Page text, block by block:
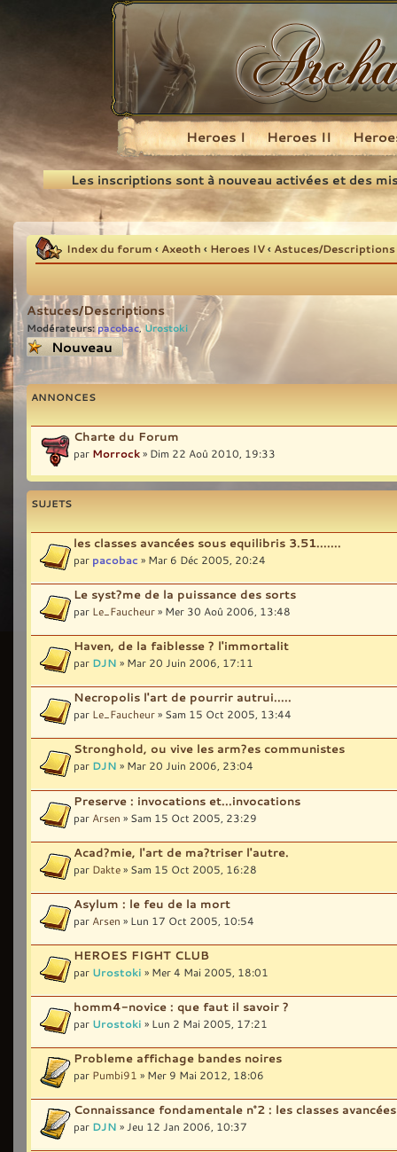
Recherche
Heroes I Heroes II
Les inscriptions sont à nouveau activées et des
Index du forum ‹ Axeoth ‹ Heroes IV‹ Astuces/Descriptions
Astuces/Descriptions
Modérateurs: pacobac,Urostoki
Écrire un nouveau
sujet
ANNONCES
Charte du Forum
par Morrock» Dim 22 Aoû 2010, 19:33
SUJETS
les classes avancées sous equilibris 3.51.......
par pacobac » Mar 6 Déc 2005, 20:24
Le syst?me de la puissance des sorts
par Le_Faucheur» Mer 30 Aoû 2006, 13:48
Haven, de la faiblesse ? l'immortalit
par DJN » Mar 20 Juin 2006, 17:11
Necropolis l'art de pourrir autrui.....
par Le_Faucheur» Sam 15 Oct 2005, 13:44
Stronghold, ou vive les arm?es communistes
par DJN » Mar 20 Juin 2006, 23:04
Preserve : invocations et...invocations
par Arsen » Sam 15 Oct 2005, 23:29
Acad?mie, l'art de ma?triser l'autre.
par Dakte» Sam 15 Oct 2005, 16:28
Asylum : le feu de la mort
par Arsen » Lun 17 Oct 2005, 10:54
HEROES FIGHT CLUB
par Urostoki » Mer 4 Mai 2005, 18:01
homm4-novice : que faut il savoir ?
par Urostoki » Lun 2 Mai 2005, 17:21
Probleme affichage bandes noires
par Pumbi91 » Mer 9 Mai 2012, 18:06
Connaissance fondamentale n°2 : les classes avancées
par DJN » Jeu 12 Jan 2006, 10:37